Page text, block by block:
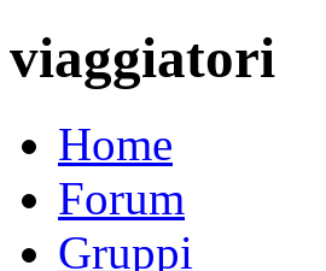
viaggiatori
Home
Forum
Gruppi